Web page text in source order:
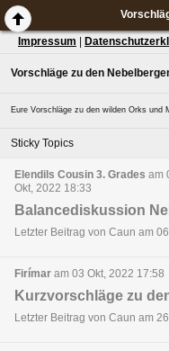
Impressum
Vorschläge zu den
Eure Vorschläge zu den wilden Orks und
Sticky Topics
Elendils Cousin 3. Grades am
Okt, 2022 18:33
Balancediskussion
Letzter Beitrag von Caun am
Firímar am 03 Okt, 2022 17:58
Kurzvorschläge zu
Letzter Beitrag von Caun am